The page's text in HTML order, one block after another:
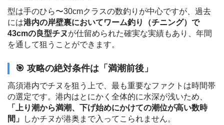
型は手のひら〜30cmクラスの数釣りが中心ですが、過去
には港内の岸壁裏においてワーム釣り（チニング）で
43cmの良型チヌが仕留められた確実な実績もあり、年間
を通して狙うことができます。
🎯 攻略の絶対条件は「満潮前後」
高須港内でチヌを狙う上で、最も重要なファクトは時間帯
の選定です。港内はとにかく全体的に水深が浅いため、
「上り潮から満潮、下げ始めにかけての潮位が高い数時
間」
しかチヌが港奥まで入ってこられません。